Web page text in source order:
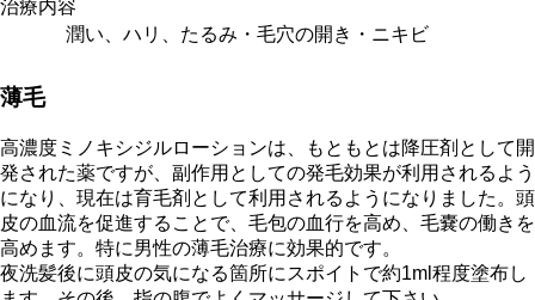
治療内容
潤い、ハリ、たるみ・毛穴の開き・ニキビ
薄毛
高濃度ミノキシジルローションは、もともとは降圧剤として開
発された薬ですが、副作用としての発毛効果が利用されるよう
になり、現在は育毛剤として利用されるようになりました。頭
皮の血流を促進することで、毛包の血行を高め、毛嚢の働きを
高めます。特に男性の薄毛治療に効果的です。
夜洗髪後に頭皮の気になる箇所にスポイトで約1ml程度塗布し